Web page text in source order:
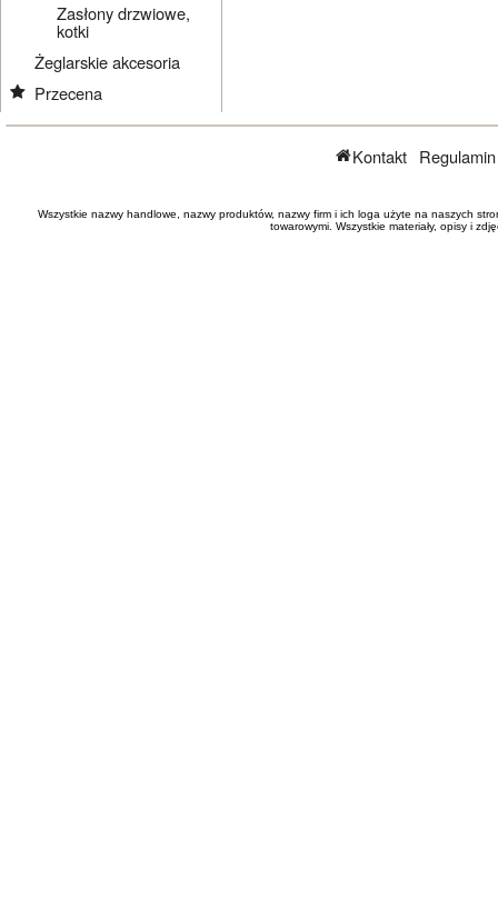
Zasłony drzwiowe,
kotki
Żeglarskie akcesoria
Przecena
Kontakt
Wszystkie nazwy handlowe, nazwy produktów, nazwy firm i ich loga użyte na naszych
towarowymi. Wszystkie materiały, opisy i